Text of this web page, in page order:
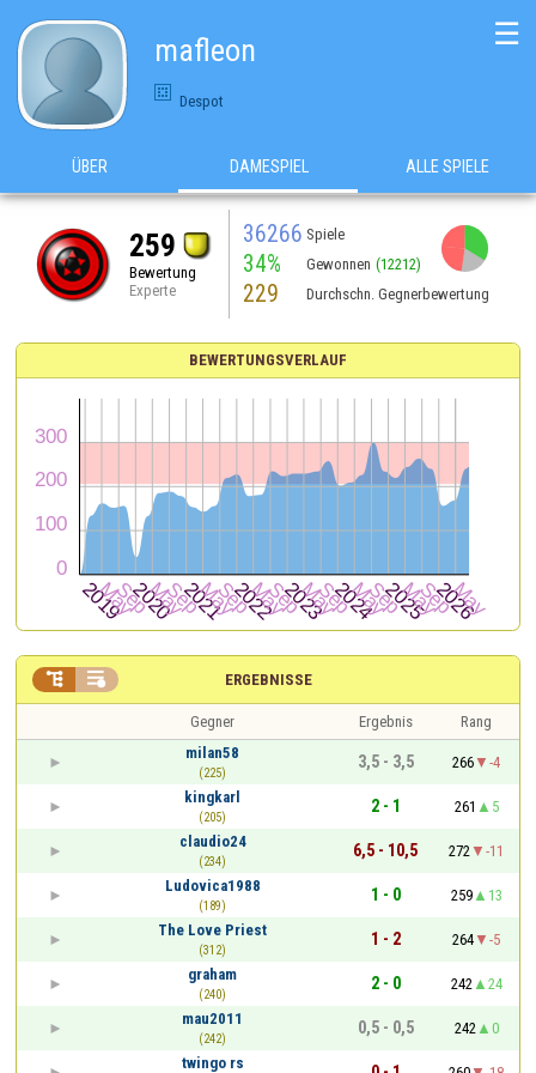
mafleon
Despot
☰
ÜBER DAMESPIEL ALLE SPIELE
259
Bewertung
Experte
36266 Spiele
34% Gewonnen (12212)
229 Durchschn. Gegnerbewertung
BEWERTUNGSVERLAUF
ERGEBNISSE
 
Gegner Ergebnis
Rang
milan58
(225)
3,5 - 3,5 266
-4
kingkarl
(205)
2 - 1 261
5
claudio24
(234)
6,5 - 10,5 272
-11
Ludovica1988
(189)
1 - 0 259
13
The Love Priest
(312)
1 - 2 264
-5
graham
(240)
2 - 0 242
24
mau2011
(242)
0,5 - 0,5 242
0
twingo rs